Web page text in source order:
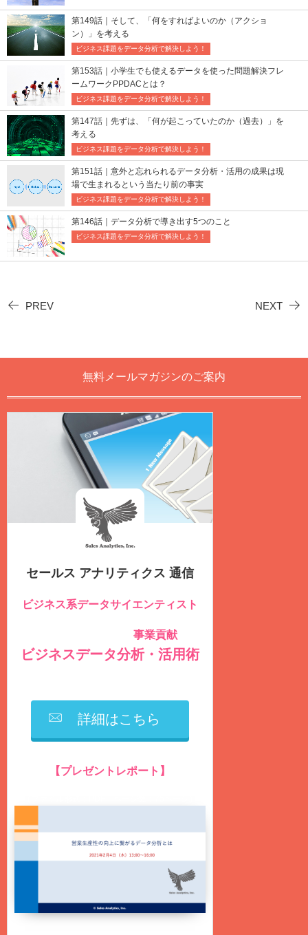
第149話｜そして、「何をすればよいのか（アクショ
ン）」を考える
ビジネス課題をデータ分析で解決しよう！
第153話｜小学生でも使えるデータを使った問題解決フレ
ームワークPPDACとは？
ビジネス課題をデータ分析で解決しよう！
第147話｜先ずは、「何が起こっていたのか（過去）」を
考える
ビジネス課題をデータ分析で解決しよう！
第151話｜意外と忘れられるデータ分析・活用の成果は現
場で生まれるという当たり前の事実
ビジネス課題をデータ分析で解決しよう！
第146話｜データ分析で導き出す5つのこと
ビジネス課題をデータ分析で解決しよう！
PREV NEXT
無料メールマガジンのご案内
セールス アナリティクス 通信
ビジネス系データサイエンティスト
事業貢献
ビジネスデータ分析・活用術
詳細はこちら
【プレゼントレポート】